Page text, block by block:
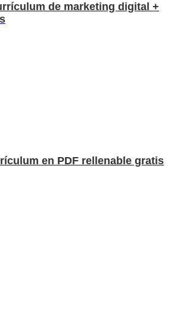
de marketing digital +
en PDF rellenable gratis